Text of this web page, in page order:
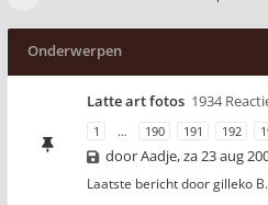
Onderwerpen
Latte art fotos 1934
1 … 190 191 192
doorAadje,za 23 aug
Laatste bericht doorgilleko B.